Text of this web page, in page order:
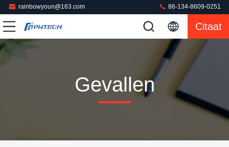
rainbowyoun@163.com 86-134-8609-0251
Citaat
Gevallen